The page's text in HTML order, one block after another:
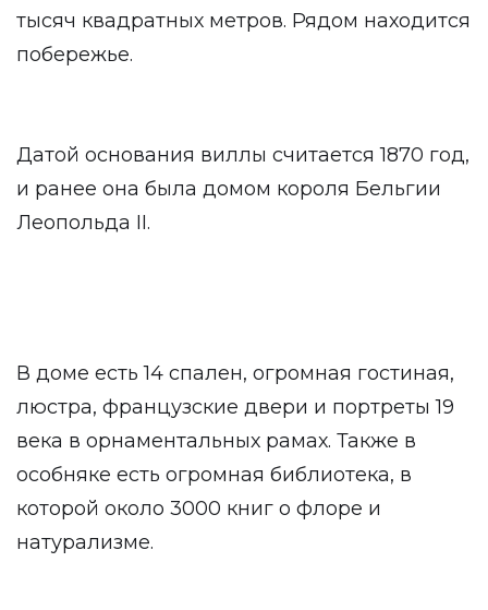
тысяч квадратных метров. Рядом находится
побережье.
Датой основания виллы считается 1870 год,
и ранее она была домом короля Бельгии
Леопольда II.
В доме есть 14 спален, огромная гостиная,
люстра, французские двери и портреты 19
века в орнаментальных рамах. Также в
особняке есть огромная библиотека, в
которой около 3000 книг о флоре и
натурализме.